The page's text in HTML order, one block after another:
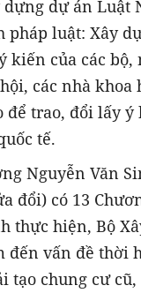
dự án Luật
pháp luật: Xây
kiến của các bộ,
các nhà khoa
để trao, đổi lấy ý
tế.
Nguyễn Văn
đổi) có 13
thực hiện, Bộ
đến vấn đề thời
tạo chung cư